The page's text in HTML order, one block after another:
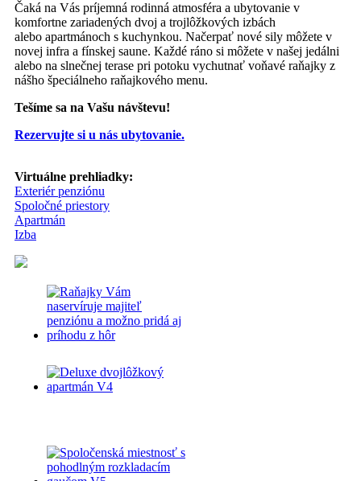
Čaká na Vás príjemná rodinná atmosféra a ubytovanie v
komfortne zariadených dvoj a trojlôžkových izbách
alebo apartmánoch s kuchynkou. Načerpať nové sily môžete v
novej infra a fínskej saune. Každé ráno si môžete v našej jedálni
alebo na slnečnej terase pri potoku vychutnať voňavé raňajky z
nášho špeciálneho raňajkového menu.
Tešíme sa na Vašu návštevu!
Rezervujte si u nás ubytovanie.
Virtuálne prehliadky:
Exteriér penziónu
Spoločné priestory
Apartmán
Izba